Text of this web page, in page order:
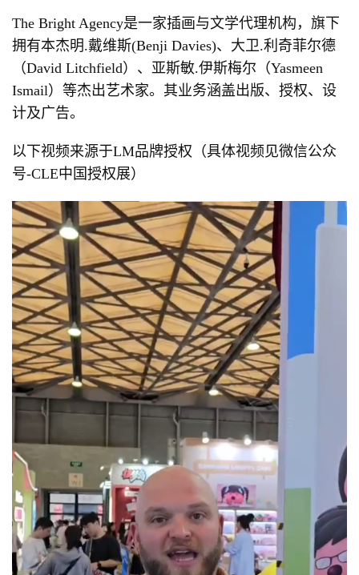
The Bright Agency是一家插画与文学代理机构，旗下
拥有本杰明.戴维斯(Benji Davies)、大卫.利奇菲尔德
（David Litchfield）、亚斯敏.伊斯梅尔（Yasmeen
Ismail）等杰出艺术家。其业务涵盖出版、授权、设
计及广告。
以下视频来源于LM品牌授权（具体视频见微信公众
号-CLE中国授权展）